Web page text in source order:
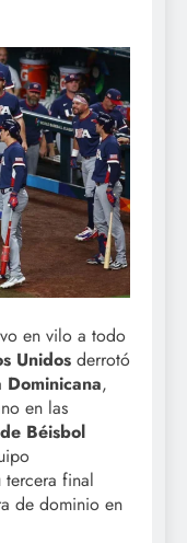
en vilo a todo
Unidos derrotó
Dominicana,
en las
Béisbol
tercera final
de dominio en